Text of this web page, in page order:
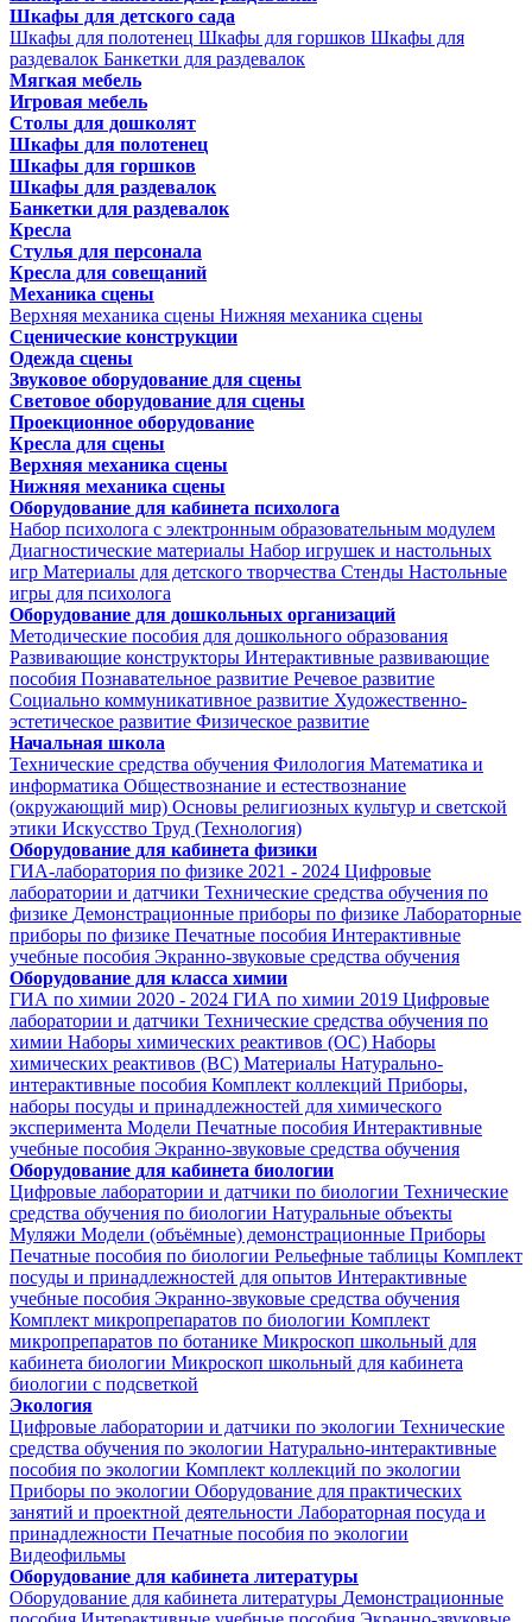
Шкафы для детского сада
Шкафы для полотенец Шкафы для горшков Шкафы для
раздевалок Банкетки для раздевалок
Мягкая мебель
Игровая мебель
Столы для дошколят
Шкафы для полотенец
Шкафы для горшков
Шкафы для раздевалок
Банкетки для раздевалок
Кресла
Стулья для персонала
Кресла для совещаний
Механика сцены
Верхняя механика сцены Нижняя механика сцены
Сценические конструкции
Одежда сцены
Звуковое оборудование для сцены
Световое оборудование для сцены
Проекционное оборудование
Кресла для сцены
Верхняя механика сцены
Нижняя механика сцены
Оборудование для кабинета психолога
Набор психолога с электронным образовательным модулем
Диагностические материалы Набор игрушек и настольных
игр Материалы для детского творчества Стенды Настольные
игры для психолога
Оборудование для дошкольных организаций
Методические пособия для дошкольного образования
Развивающие конструкторы Интерактивные развивающие
пособия Познавательное развитие Речевое развитие
Социально коммуникативное развитие Художественно-
эстетическое развитие Физическое развитие
Начальная школа
Технические средства обучения Филология Математика и
информатика Обществознание и естествознание
(окружающий мир) Основы религиозных культур и светской
этики Искусство Труд (Технология)
Оборудование для кабинета физики
ГИА-лаборатория по физике 2021 - 2024 Цифровые
лаборатории и датчики Технические средства обучения по
физике Демонстрационные приборы по физике Лабораторные
приборы по физике Печатные пособия Интерактивные
учебные пособия Экранно-звуковые средства обучения
Оборудование для класса химии
ГИА по химии 2020 - 2024 ГИА по химии 2019 Цифровые
лаборатории и датчики Технические средства обучения по
химии Наборы химических реактивов (ОС) Наборы
химических реактивов (ВС) Материалы Натурально-
интерактивные пособия Комплект коллекций Приборы,
наборы посуды и принадлежностей для химического
эксперимента Модели Печатные пособия Интерактивные
учебные пособия Экранно-звуковые средства обучения
Оборудование для кабинета биологии
Цифровые лаборатории и датчики по биологии Технические
средства обучения по биологии Натуральные объекты
Муляжи Модели (объёмные) демонстрационные Приборы
Печатные пособия по биологии Рельефные таблицы Комплект
посуды и принадлежностей для опытов Интерактивные
учебные пособия Экранно-звуковые средства обучения
Комплект микропрепаратов по биологии Комплект
микропрепаратов по ботанике Микроскоп школьный для
кабинета биологии Микроскоп школьный для кабинета
биологии с подсветкой
Экология
Цифровые лаборатории и датчики по экологии Технические
средства обучения по экологии Натурально-интерактивные
пособия по экологии Комплект коллекций по экологии
Приборы по экологии Оборудование для практических
занятий и проектной деятельности Лабораторная посуда и
принадлежности Печатные пособия по экологии
Видеофильмы
Оборудование для кабинета литературы
Оборудование для кабинета литературы Демонстрационные